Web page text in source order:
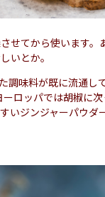
せてから使います。
いとか。
調味料が既に流通し
ロッパでは胡椒に
いジンジャーパウダ